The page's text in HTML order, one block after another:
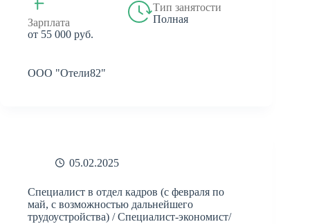
Зарплата
от 55 000 руб.
Тип занятости
Полная
ООО "Отели82"
05.02.2025
Специалист в отдел кадров (с февраля по
май, с возможностью дальнейшего
трудоустройства) / Специалист-экономист/